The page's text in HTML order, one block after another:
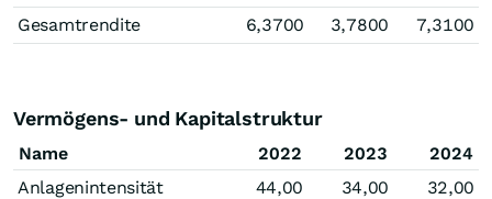
Gesamtrendite
6,3700 3,7800 7,3100
Vermögens- und Kapitalstruktur
Name 2022 2023
2024
Anlagenintensität
44,00 34,00
32,00